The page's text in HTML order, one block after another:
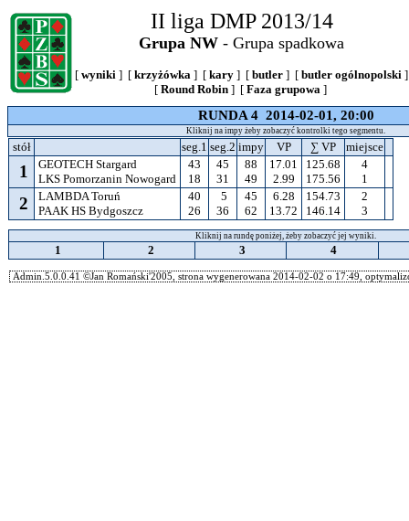
II liga DMP 2013/14
Grupa NW - Grupa spadkowa
[ wyniki ] [ krzyżówka ] [ kary ] [ butler ] [ butler ogólnopolski ]
[Round Robin ] [Faza grupowa ]
RUNDA 4 2014-02-01, 20:00
Kliknij na impy żeby zobaczyć kontrolki tego segmentu.
stół seg.1 seg.2 impy VP ∑ VP miejsce
1
GEOTECH Stargard
LKS Pomorzanin Nowogard
43
18
45
31
88
49
17.01
2.99
125.68
175.56
4
1
2
LAMBDA Toruń
PAAK HS Bydgoszcz
40
26
5
36
45
62
6.28
13.72
154.73
146.14
2
3
Kliknij na rundę poniżej, żeby zobaczyć jej wyniki.
1 2 3 4
Admin.5.0.0.41 ©Jan Romański'2005, strona wygenerowana 2014-02-02 o 17:49,